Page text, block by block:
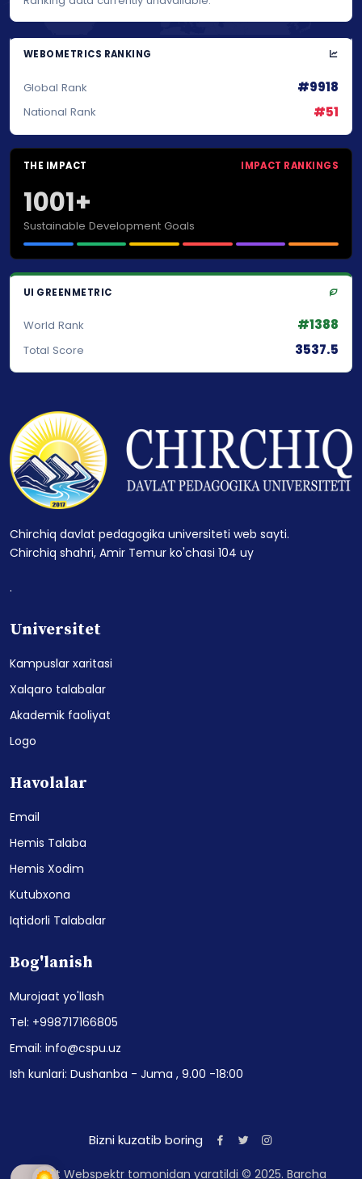
WEBOMETRICS RANKING
Global Rank #9918
National Rank #51
THE IMPACT IMPACT RANKINGS
1001+
Sustainable Development Goals
UI GREENMETRIC
World Rank #1388
Total Score 3537.5
Chirchiq davlat pedagogika universiteti web sayti.
Chirchiq shahri, Amir Temur ko'chasi 104 uy
.
Universitet
Kampuslar xaritasi
Xalqaro talabalar
Akademik faoliyat
Logo
Havolalar
Email
Hemis Talaba
Hemis Xodim
Kutubxona
Iqtidorli Talabalar
Bog'lanish
Murojaat yo'llash
Tel: +998717166805
Email: info@cspu.uz
Ish kunlari: Dushanba - Juma , 9.00 -18:00
Bizni kuzatib boring
Sayt Webspektr tomonidan yaratildi © 2025. Barcha